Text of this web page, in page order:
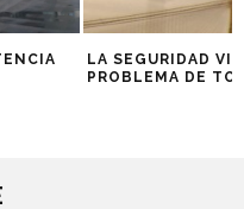
LA SEGURIDAD
PROBLEMA DE